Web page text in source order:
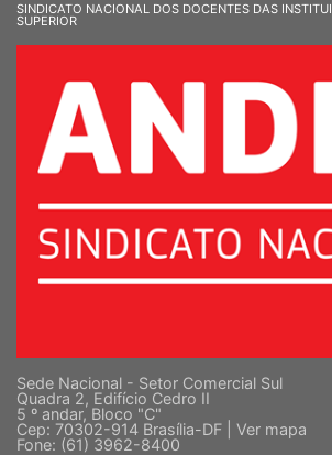
SINDICATO NACIONAL DOS DOCENTES DAS
SUPERIOR
Sede Nacional - Setor Comercial Sul
Quadra 2, Edifício Cedro II
5 º andar, Bloco "C"
Cep: 70302-914 Brasília-DF | Ver mapa
Fone: (61) 3962-8400